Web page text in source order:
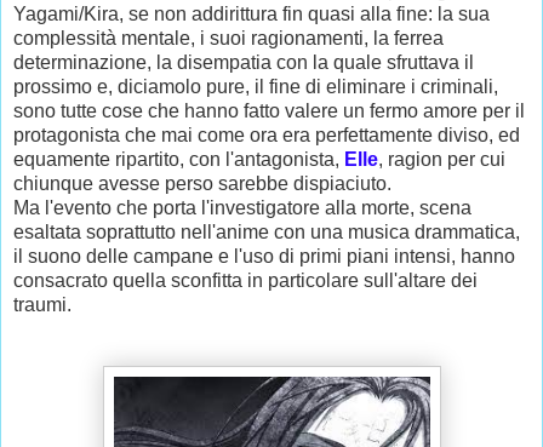
Yagami/Kira, se non addirittura fin quasi alla fine: la sua
complessità mentale, i suoi ragionamenti, la ferrea
determinazione, la disempatia con la quale sfruttava il
prossimo e, diciamolo pure, il fine di eliminare i criminali,
sono tutte cose che hanno fatto valere un fermo amore per il
protagonista che mai come ora era perfettamente diviso, ed
equamente ripartito, con l'antagonista, Elle, ragion per cui
chiunque avesse perso sarebbe dispiaciuto.
Ma l'evento che porta l'investigatore alla morte, scena
esaltata soprattutto nell'anime con una musica drammatica,
il suono delle campane e l'uso di primi piani intensi, hanno
consacrato quella sconfitta in particolare sull'altare dei
traumi.